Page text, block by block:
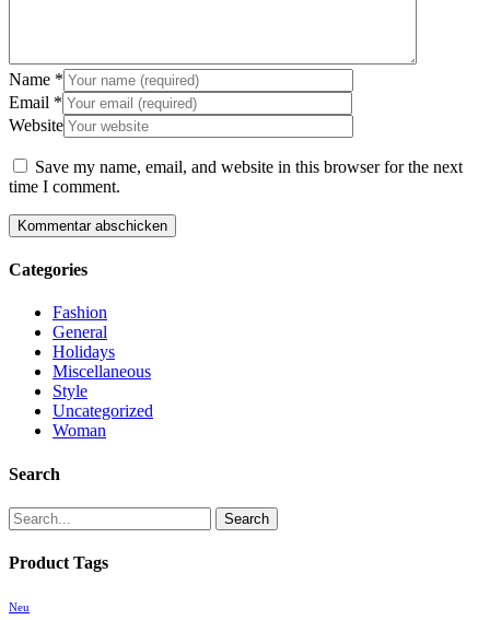
Name *
Email *
Website
Save my name, email, and website in this browser for the next
time I comment.
Categories
Fashion
General
Holidays
Miscellaneous
Style
Uncategorized
Woman
Search
Search
Product Tags
Neu